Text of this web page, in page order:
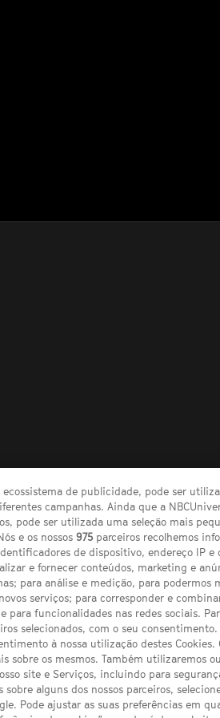
ecossistema de publicidade, pode ser
campanhas. Ainda que a
pode ser utilizada uma seleção mais
e os nossos 975 parceiros recolhemos
de dispositivo, endereço IP e
e fornecer conteúdos, marketing e
para análise e medição, para podermos
serviços; para corresponder e
para funcionalidades nas redes sociais.
selecionados, com o seu
à nossa utilização destes
sobre os mesmos. Também utilizaremos
site e Serviços, incluindo para
sobre alguns dos nossos parceiros,
Pode ajustar as suas preferências em